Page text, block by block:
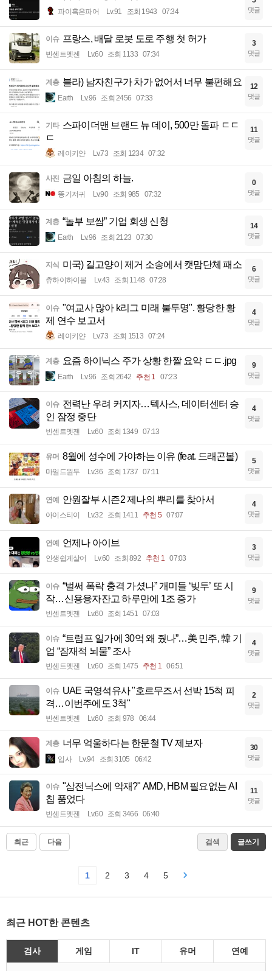
파이혹은파어 Lv.91 조회 1943 07:34 댓글
이슈 프랑스, 배달 로봇 도로 주행 첫 허가
빈센트멧젠 Lv.60 조회 1133 07:34
3
댓글
계층 블라) 남자친구가 차가 없어서 너무 불편해요
Earth Lv.96 조회 2456 07:33
12
댓글
기타 스파이더맨 브랜드 뉴 데이, 500만 돌파 ㄷㄷ
ㄷ
레이키얀 Lv.73 조회 1234 07:32
11
댓글
사진 금일 아침의 하늘.
똥기저귀 Lv.90 조회 985 07:32
0
댓글
계층 “놀부 보쌈” 기업 회생 신청
Earth Lv.96 조회 2123 07:30
14
댓글
지식 미국) 길고양이 제거 소송에서 캣맘단체 패소
츄하이하이볼 Lv.43 조회 1148 07:28
6
댓글
이슈 "여교사 많아 k리그 미래 불투명". 황당한 황
제 연수 보고서
레이키얀 Lv.73 조회 1513 07:24
4
댓글
계층 요즘 하이닉스 주가 상황 한짤 요약 ㄷㄷ.jpg
Earth Lv.96 조회 2642 추천 1 07:23
9
댓글
이슈 전력난 우려 커지자…텍사스, 데이터센터 승
인 잠정 중단
빈센트멧젠 Lv.60 조회 1349 07:13
4
댓글
유머 8월에 성수에 가야하는 이유 (feat. 드래곤볼)
마일드원두 Lv.36 조회 1737 07:11
5
댓글
연예 안원잘부 시즌2 제나의 뿌리를 찾아서
아이스티이 Lv.32 조회 1411 추천 5 07:07
4
댓글
연예 언제나 아이브
인생쉽게살어 Lv.60 조회 892 추천 1 07:03
3
댓글
이슈 “벌써 폭락 충격 가셨나” 개미들 ‘빚투’ 또 시
작…신용융자잔고 하루만에 1조 증가
빈센트멧젠 Lv.60 조회 1451 07:03
9
댓글
이슈 “트럼프 일가에 30억 왜 줬나”…美 민주, 韓 기
업 “잠재적 뇌물” 조사
빈센트멧젠 Lv.60 조회 1475 추천 1 06:51
4
댓글
이슈 UAE 국영석유사 "호르무즈서 선박 15척 피
격…이번주에도 3척"
빈센트멧젠 Lv.60 조회 978 06:44
2
댓글
계층 너무 억울하다는 한문철 TV 제보자
입사 Lv.94 조회 3105 06:42
30
댓글
이슈 "삼전닉스에 악재?" AMD, HBM 필요없는 AI
칩 품었다
빈센트멧젠 Lv.60 조회 3466 06:40
11
댓글
최근 다음 검색 글쓰기
1 2 3 4 5
최근 HOT한 콘텐츠
검사 게임 IT 유머 연예